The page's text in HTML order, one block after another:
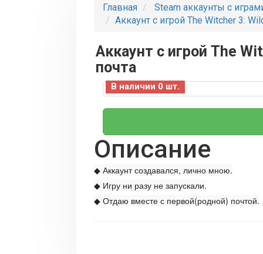
Главная
Steam аккаунты с
Аккаунт с игрой The Witcher 3:
Аккаунт с игрой The
почта
В наличии 0 шт.
Описание
◆ Аккаунт создавался, лично мною.
◆ Игру ни разу не запускали.
◆ Отдаю вместе с первой(родной) почтой.